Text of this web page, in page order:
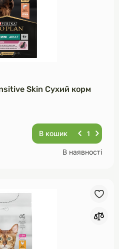
Skin Сухий корм
В кошик
В наявності